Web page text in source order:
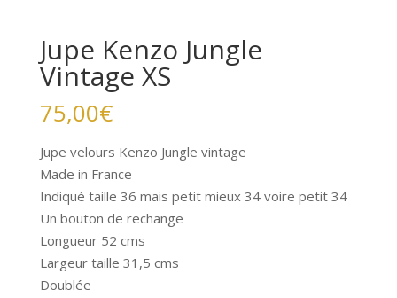
Jupe Kenzo Jungle
Vintage XS
75,00€
Jupe velours Kenzo Jungle vintage
Made in France
Indiqué taille 36 mais petit mieux 34 voire petit 34
Un bouton de rechange
Longueur 52 cms
Largeur taille 31,5 cms
Doublée